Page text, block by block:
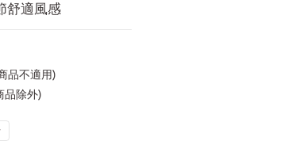
舒適風感
品不適用)
品除外)